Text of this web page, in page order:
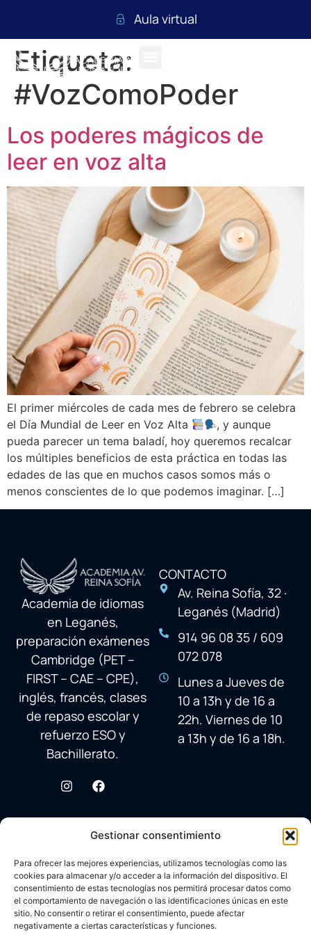
Gestionar consentimiento
Para ofrecer las mejores experiencias, utilizamos tecnologías como las
cookies para almacenar y/o acceder a la información del dispositivo. El
consentimiento de estas tecnologías nos permitirá procesar datos como
el comportamiento de navegación o las identificaciones únicas en este
sitio. No consentir o retirar el consentimiento, puede afectar
negativamente a ciertas características y funciones.
Aula virtual
Etiqueta:
#VozComoPoder
Los poderes mágicos de
leer en voz alta
El primer miércoles de cada mes de febrero se celebra
el Día Mundial de Leer en Voz Alta
, y aunque
pueda parecer un tema baladí, hoy queremos recalcar
los múltiples beneficios de esta práctica en todas las
edades de las que en muchos casos somos más o
menos conscientes de lo que podemos imaginar. […]
Academia de idiomas
en Leganés,
preparación exámenes
Cambridge (PET –
FIRST – CAE – CPE),
inglés, francés, clases
de repaso escolar y
refuerzo ESO y
Bachillerato.
CONTACTO
Av. Reina Sofía, 32 ·
Leganés (Madrid)
914 96 08 35 / 609
072 078
Lunes a Jueves de
10 a 13h y de 16 a
22h. Viernes de 10
a 13h y de 16 a 18h.